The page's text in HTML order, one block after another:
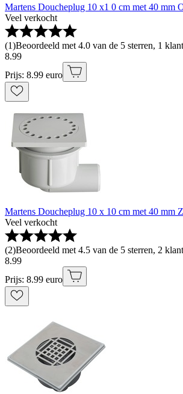
Martens Doucheplug 10 x1 0 cm met 40 mm
Veel verkocht
(1)Beoordeeld met 4.0 van de 5 sterren, 1
8.99
Prijs: 8.99 euro
Martens Doucheplug 10 x 10 cm met 40 mm
Veel verkocht
(2)Beoordeeld met 4.5 van de 5 sterren, 2
8.99
Prijs: 8.99 euro